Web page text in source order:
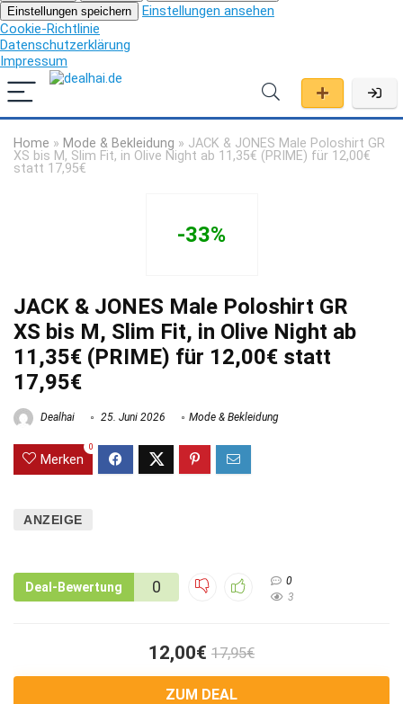
Einstellungen speichern
Einstellungen ansehen
Cookie-Richtlinie
Datenschutzerklärung
Impressum
Home » Mode & Bekleidung » JACK & JONES Male Poloshirt GR
XS bis M, Slim Fit, in Olive Night ab 11,35€ (PRIME) für 12,00€
statt 17,95€
-33%
JACK & JONES Male Poloshirt GR
XS bis M, Slim Fit, in Olive Night ab
11,35€ (PRIME) für 12,00€ statt
17,95€
Dealhai 25. Juni 2026 Mode & Bekleidung
Merken
0
ANZEIGE
Deal-Bewertung 0
0
3
12,00€ 17,95€
ZUM DEAL